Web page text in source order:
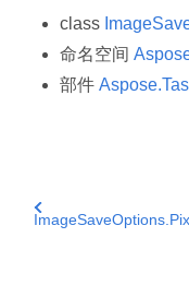
class
命名空间
部件